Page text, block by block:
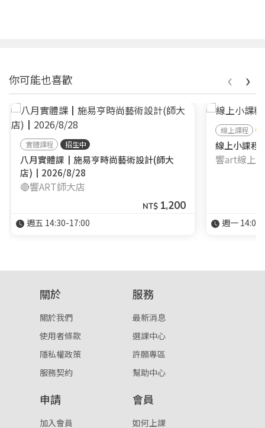
或 或
策。
你可能也喜歡
實體課程 招生中
八月實體課┃施易亨時尚藝術設計(師大
店)┃2026/8/28
🔴響ART師大店
NT$ 1,200
週五 14:30-17:00
線上課程
線上小課
響art線上
週一
‹ ›
關於
關於我們
使用者條款
隱私權政策
服務契約
服務
最新消息
選課中心
許願專區
幫助中心
申請
加入會員
會員
如何上課